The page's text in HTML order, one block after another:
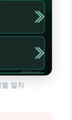
절차